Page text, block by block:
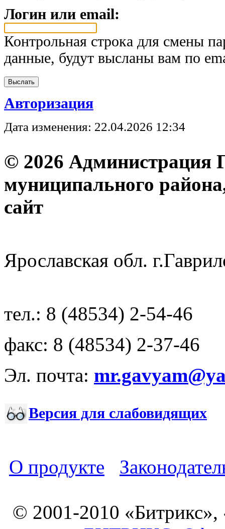
Логин или email:
Контрольная строка для смены
данные, будут высланы вам по
Авторизация
Дата изменения: 22.04.2026 12:34
© 2026 Администрация
муниципального
Ярославская обл.
тел.: 8 (48534) 2-54-46
факс: 8 (48534) 2-37-46
Эл. почта:
Версия для слабовидящих
О продукте
© 2001-2010 «Битрикс»,